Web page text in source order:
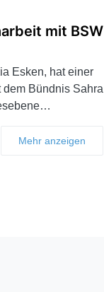
mit BSW
Esken, hat einer
Bündnis Sahra
Mehr anzeigen